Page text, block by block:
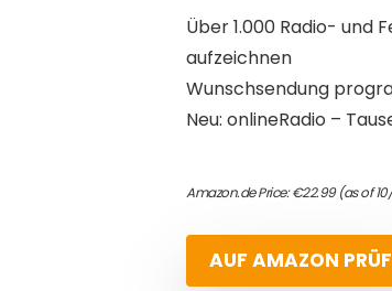
Über 1.000 Radio- und
aufzeichnen
Wunschsendung
Neu: onlineRadio –
Amazon.de Price:€22.99(as of
AUF AMAZON